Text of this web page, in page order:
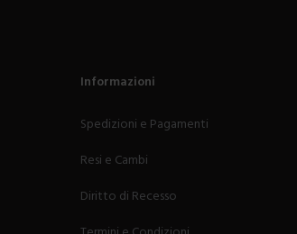
Informazioni
Spedizioni e Pagamenti
Resi e Cambi
Diritto di Recesso